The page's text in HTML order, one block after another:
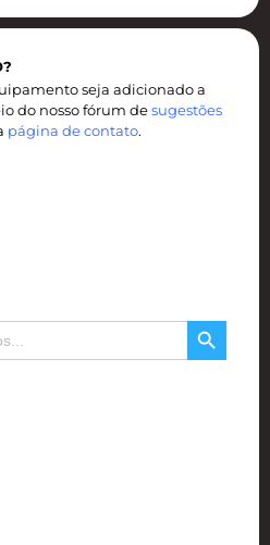
seja adicionado a
do nosso fórum de sugestões
página de contato.
SEARCH BUTTON